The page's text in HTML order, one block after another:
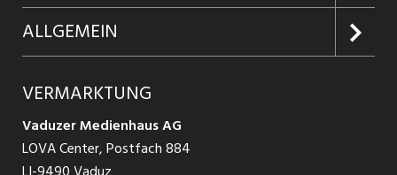
Firmen entdecken
Jobs in Graubünden
Jobs in St. Gallen
Jobs in Glarus
Inserieren
Produkte
Schnittstelle
Glossar
Ratgeber Bewerbung / Rekrutierung
ALLGEMEIN
AGB
Datenschutzbestimmungen
VERMARKTUNG
Vaduzer Medienhaus AG
LOVA Center, Postfach 884